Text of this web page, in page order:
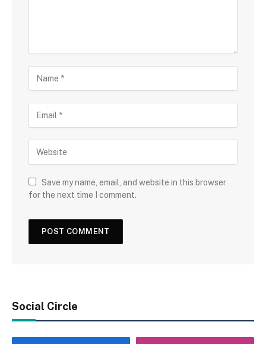
Save my name, email, and website in this browser
for the next time I comment.
Social Circle